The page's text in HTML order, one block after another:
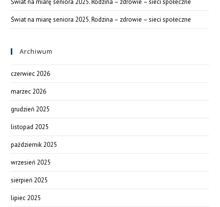
Świat na miarę seniora 2025. Rodzina – zdrowie – sieci społeczne
Świat na miarę seniora 2025. Rodzina – zdrowie – sieci społeczne
Archiwum
czerwiec 2026
marzec 2026
grudzień 2025
listopad 2025
październik 2025
wrzesień 2025
sierpień 2025
lipiec 2025